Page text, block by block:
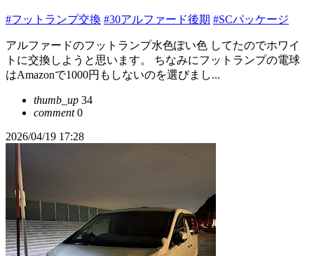
#フットランプ交換 #30アルファード後期 #SCパッケージ
アルファードのフットランプ水色ぽい色 してたのでホワイ
トに交換しようと思います。 ちなみにフットランプの電球
はAmazonで1000円もしないのを選びまし...
thumb_up 34
comment0
2026/04/19 17:28